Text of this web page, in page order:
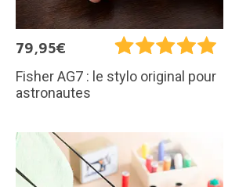
79,95€
Fisher AG7 : le stylo original pour
astronautes